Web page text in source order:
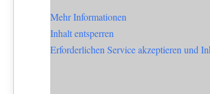
Mehr Informationen
Inhalt entsperren
Erforderlichen Service akzeptieren und